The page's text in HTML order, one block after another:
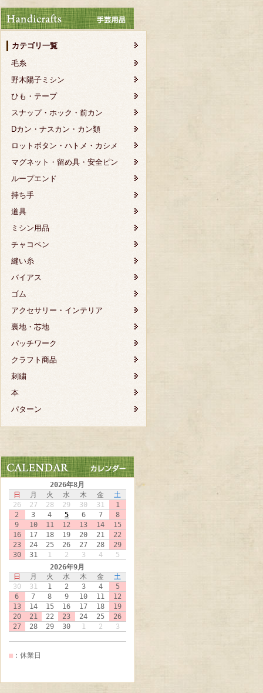
カテゴリ一覧
毛糸
野木陽子ミシン
ひも・テープ
スナップ・ホック・前カン
Dカン・ナスカン・カン類
ロットボタン・ハトメ・カシメ
マグネット・留め具・安全ピン
ループエンド
持ち手
道具
ミシン用品
チャコペン
縫い糸
バイアス
ゴム
アクセサリー・インテリア
裏地・芯地
パッチワーク
クラフト商品
刺繍
本
パターン